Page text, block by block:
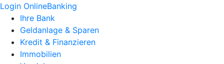
Login OnlineBanking
Ihre Bank
Geldanlage & Sparen
Kredit & Finanzieren
Immobilien